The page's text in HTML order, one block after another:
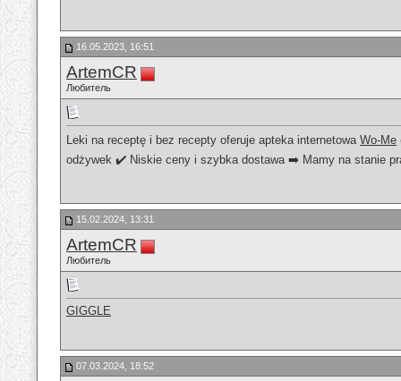
16.05.2023, 16:51
ArtemCR
Любитель
Leki na receptę i bez recepty oferuje apteka internetowa Wo-Me
odżywek ✔️ Niskie ceny i szybka dostawa ➡️ Mamy na stanie
15.02.2024, 13:31
ArtemCR
Любитель
GIGGLE
07.03.2024, 18:52